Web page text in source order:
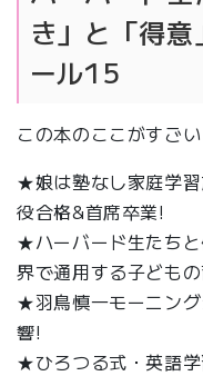
き」と「得
ール15
この本のここがすごい
★娘は塾なし家庭学
役合格&首席卒業!
★ハーバード生たち
界で通用する子ども
★羽鳥慎一モーニン
響!
★ひろつる式・英語